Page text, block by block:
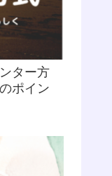
ター方
ポイン